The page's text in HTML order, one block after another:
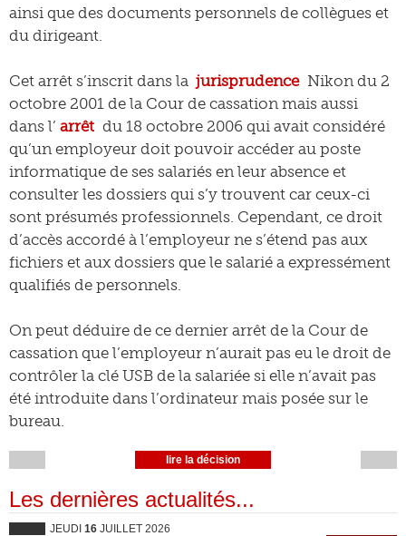
ainsi que des documents personnels de collègues et
du dirigeant.
Cet arrêt s’inscrit dans la jurisprudence Nikon du 2
octobre 2001 de la Cour de cassation mais aussi
dans l’ arrêt du 18 octobre 2006 qui avait considéré
qu’un employeur doit pouvoir accéder au poste
informatique de ses salariés en leur absence et
consulter les dossiers qui s’y trouvent car ceux-ci
sont présumés professionnels. Cependant, ce droit
d’accès accordé à l’employeur ne s’étend pas aux
fichiers et aux dossiers que le salarié a expressément
qualifiés de personnels.
On peut déduire de ce dernier arrêt de la Cour de
cassation que l’employeur n’aurait pas eu le droit de
contrôler la clé USB de la salariée si elle n’avait pas
été introduite dans l’ordinateur mais posée sur le
bureau.
lire la décision
Les dernières actualités...
JEUDI 16 JUILLET 2026